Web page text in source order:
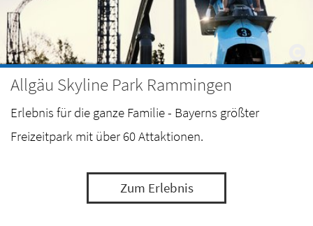
Allgäu Skyline Park Rammingen
Erlebnis für die ganze Familie - Bayerns größter
Freizeitpark mit über 60 Attaktionen.
Zum Erlebnis